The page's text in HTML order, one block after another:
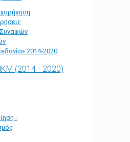
Συναφών
2014-2020
(2014 - 2020)
-